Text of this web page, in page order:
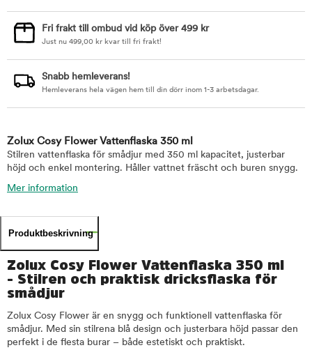
Fri frakt till ombud vid köp över 499 kr
Just nu 499,00 kr kvar till fri frakt!
Snabb hemleverans!
Hemleverans hela vägen hem till din dörr inom 1-3 arbetsdagar.
Zolux Cosy Flower Vattenflaska 350 ml
Stilren vattenflaska för smådjur med 350 ml kapacitet, justerbar
höjd och enkel montering. Håller vattnet fräscht och buren snygg.
Mer information
Produktbeskrivning
Zolux Cosy Flower Vattenflaska 350 ml
- Stilren och praktisk dricksflaska för
smådjur
Zolux Cosy Flower är en snygg och funktionell vattenflaska för
smådjur. Med sin stilrena blå design och justerbara höjd passar den
perfekt i de flesta burar – både estetiskt och praktiskt.